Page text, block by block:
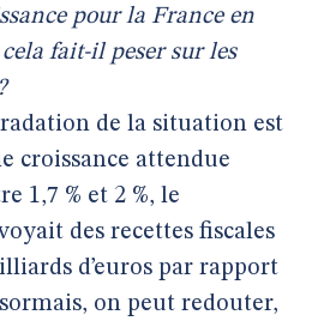
pour la France en
fait-il peser sur les
de la situation est
croissance attendue
1,7 % et 2 %, le
des recettes fiscales
d’euros par rapport
on peut redouter,